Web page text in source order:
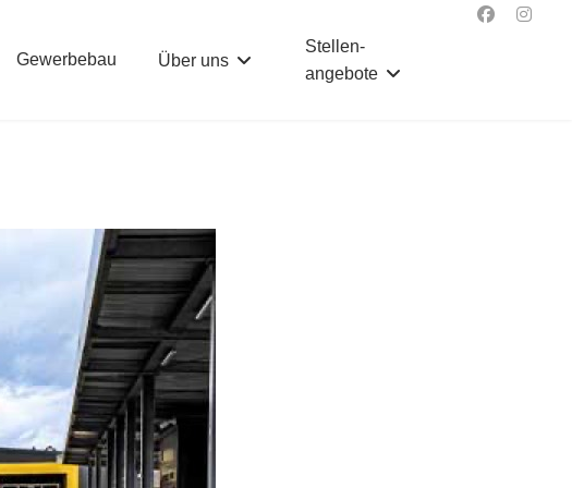
Gewerbebau Über uns
Stellen­
angebote